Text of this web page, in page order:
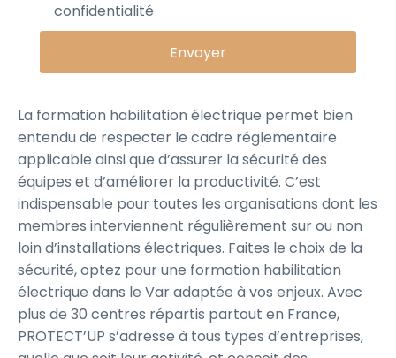
confidentialité
La formation habilitation électrique permet bien
entendu de respecter le cadre réglementaire
applicable ainsi que d’assurer la sécurité des
équipes et d’améliorer la productivité. C’est
indispensable pour toutes les organisations dont les
membres interviennent régulièrement sur ou non
loin d’installations électriques. Faites le choix de la
sécurité, optez pour une formation habilitation
électrique dans le Var adaptée à vos enjeux. Avec
plus de 30 centres répartis partout en France,
PROTECT’UP s’adresse à tous types d’entreprises,